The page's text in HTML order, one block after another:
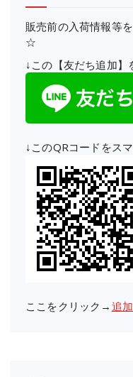
販売前の入荷情報等
☆
↓この【友だち追加】
↓このQRコードをス
ここをクリック→ 追